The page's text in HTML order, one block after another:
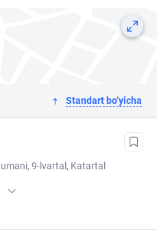
Standart bo‘yicha
9-lvartal, Katartal